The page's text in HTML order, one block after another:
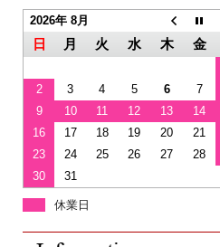
2026年 8月
日 月 火 水 木 金
2
3 4 5 6 7
9
10 11 12 13 14
16
17 18 19 20 21
23
24 25 26 27 28
30
31
休業日